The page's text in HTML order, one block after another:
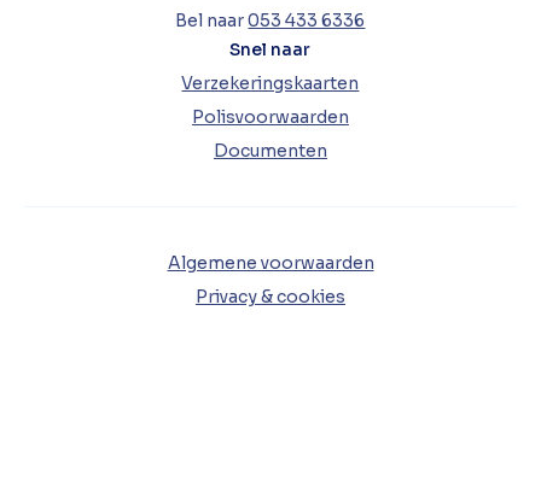
Bel naar053 433 6336
Snel naar
Verzekeringskaarten
Polisvoorwaarden
Documenten
Algemene voorwaarden
Privacy & cookies